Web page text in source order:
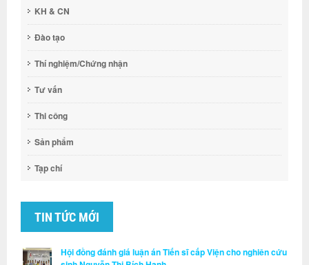
KH & CN
Đào tạo
Thí nghiệm/Chứng nhận
Tư vấn
Thi công
Sản phẩm
Tạp chí
TIN TỨC MỚI
Hội đồng đánh giá luận án Tiến sĩ cấp Viện cho nghiên cứu